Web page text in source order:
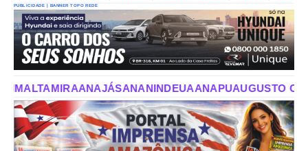
PUBLICIDADE | BANNER TOPO REDE
ANANINDEUAANAPUAUGUSTO CORRÊAAURORA DO